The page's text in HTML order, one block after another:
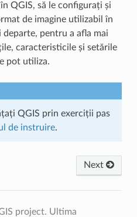
QGIS, să le configurați și
de imagine utilizabil în
pentru a afla mai
caracteristicile și setările
pot utiliza.
QGIS prin exerciții pas
de instruire.
Next
project. Ultima